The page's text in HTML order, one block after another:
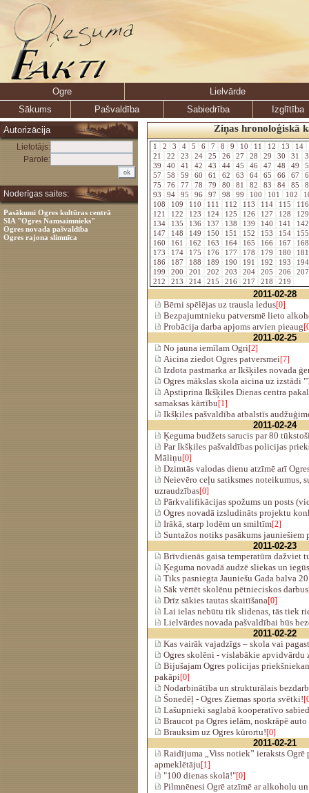
Ogre
Lielvārde
Sākums
Pašvaldība Sabiedrība
Izglītība
Autorizācija
Lietotājs:
Parole:
Noderīgas saites:
Pasākumi Ogres kultūras centrā
SIA "Ogres Namsaimnieks"
Ogres novada pašvaldība
Ogres rajona slimnīca
Ziņas hronoloģiskā
1 2 3 4 5 6 7 8 9 10 11 12 13 14
21
22 23 24 25 26 27 28 29 30 31
39
40 41 42 43 44 45 46 47 48 49
57
58 59 60 61 62 63 64 65 66 67
75
76 77 78 79 80 81 82 83 84 85
93
94 95 96 97 98 99 100 101 102
108
109 110 111 112 113 114 115
121
122 123 124 125 126 127 128
134
135 136 137 138 139 140 141
147
148 149 150 151 152 153 154
160
161 162 163 164 165 166 167
173
174 175 176 177 178 179 180
186
187 188 189 190 191 192 193
199
200 201 202 203 204 205 206
212
213 214 215 216 217 218 219
2011-02-28
Bērni spēlējas uz trausla ledus[0]
Bezpajumtnieku patversmē lieto
Probācija darba apjoms arvien pieaug
2011-02-25
No jauna iemīlam Ogri[2]
Aicina ziedot Ogres patversmei[7]
Izdota pastmarka ar Ikšķiles novada
Ogres mākslas skola aicina uz izstādi
Apstiprina Ikšķiles Dienas centra
samaksas kārtību[1]
Ikšķiles pašvaldība atbalstīs
2011-02-24
Ķeguma budžets sarucis par 80
Par Ikšķiles pašvaldības policijas
Māliņu[0]
Dzimtās valodas dienu atzīmē arī
Neievēro ceļu satiksmes noteikumus,
uzraudzības[0]
Pārkvalifikācijas spožums un posts
Ogres novadā izsludināts projektu
Irākā, starp lodēm un smiltīm[2]
Suntažos notiks pasākums
2011-02-23
Brīvdienās gaisa temperatūra dažviet
Ķeguma novadā audzē sliekas un
Tiks pasniegta Jauniešu Gada balva
Sāk vērtēt skolēnu pētnieciskos darbus
Drīz sākies tautas skaitīšana[0]
Lai ielas nebūtu tik slidenas, tās tiek
Lielvārdes novada pašvaldībai būs
2011-02-22
Kas vairāk vajadzīgs – skola vai
Ogres skolēni - vislabākie apvidvārdu
Bijušajam Ogres policijas
pakāpi[0]
Nodarbinātība un strukturālais
Šonedēļ - Ogres Ziemas sporta svētki!
Lašupnieki saglabā kooperatīvo
Braucot pa Ogres ielām, noskrāpē auto
Brauksim uz Ogres kūrortu![0]
2011-02-21
Raidījuma „Viss notiek” ieraksts
apmeklētāju[1]
"100 dienas skolā!"[0]
Pilmnēnesi Ogrē atzīmē ar alkoholu